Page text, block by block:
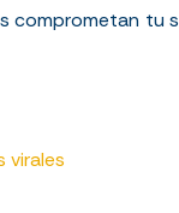
comprometan tu
virales